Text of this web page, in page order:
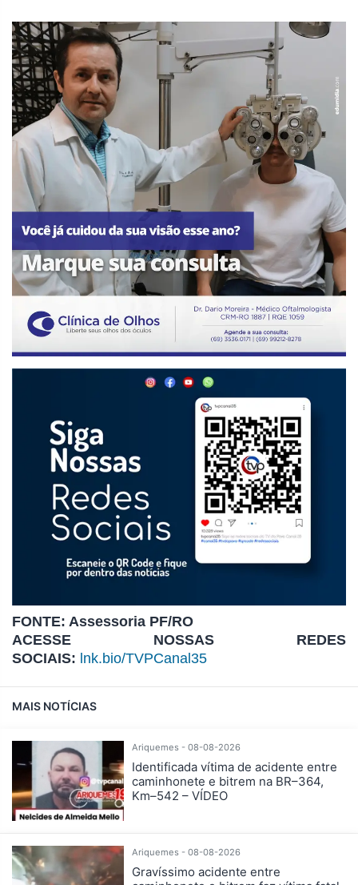
FONTE: Assessoria PF/RO
ACESSE NOSSAS REDES
SOCIAIS: lnk.bio/TVPCanal35
MAIS NOTÍCIAS
Ariquemes - 08-08-2026
Identificada vítima de acidente entre
caminhonete e bitrem na BR–364,
Km–542 – VÍDEO
Ariquemes - 08-08-2026
Gravíssimo acidente entre